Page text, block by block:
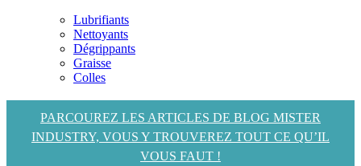
Lubrifiants
Nettoyants
Dégrippants
Graisse
Colles
PARCOUREZ LES ARTICLES DE BLOG MISTER
INDUSTRY, VOUS Y TROUVEREZ TOUT CE QU’IL
VOUS FAUT !